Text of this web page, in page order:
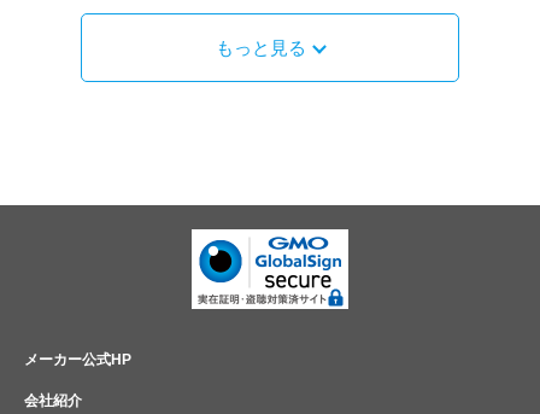
もっと見る
メーカー公式HP
会社紹介